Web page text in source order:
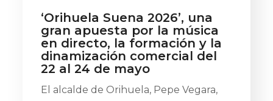
‘Orihuela Suena 2026’, una
gran apuesta por la música
en directo, la formación y la
dinamización comercial del
22 al 24 de mayo
El alcalde de Orihuela, Pepe Vegara,